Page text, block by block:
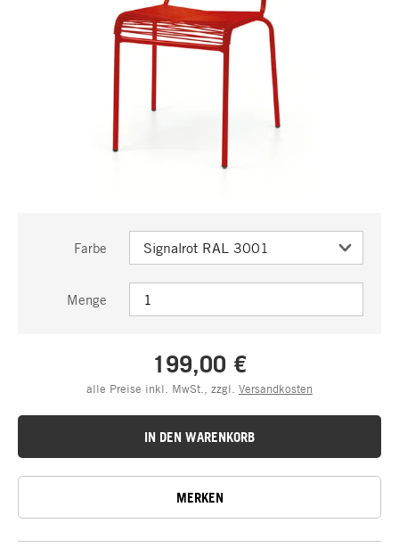
Farbe
Menge
199,00 €
alle Preise inkl. MwSt., zzgl. Versandkosten
IN DEN WARENKORB
MERKEN